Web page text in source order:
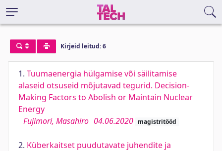
Kirjeid leitud: 6
1. Tuumaenergia hülgamise või säilitamise
alaseid otsuseid mõjutavad tegurid. Decision-
Making Factors to Abolish or Maintain Nuclear
Energy
Fujimori, Masahiro 04.06.2020 magistritööd
2. Küberkaitset puudutavate juhendite ja